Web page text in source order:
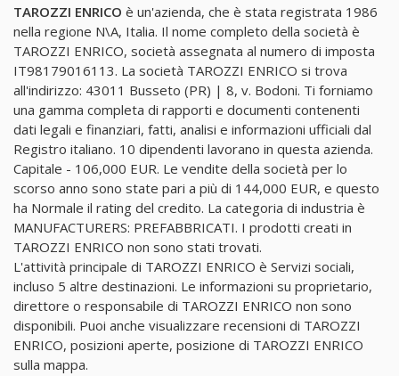
TAROZZI ENRICO è un'azienda, che è stata registrata 1986
nella regione N\A, Italia. Il nome completo della società è
TAROZZI ENRICO, società assegnata al numero di imposta
IT98179016113. La società TAROZZI ENRICO si trova
all'indirizzo: 43011 Busseto (PR) | 8, v. Bodoni. Ti forniamo
una gamma completa di rapporti e documenti contenenti
dati legali e finanziari, fatti, analisi e informazioni ufficiali dal
Registro italiano. 10 dipendenti lavorano in questa azienda.
Capitale - 106,000 EUR. Le vendite della società per lo
scorso anno sono state pari a più di 144,000 EUR, e questo
ha Normale il rating del credito. La categoria di industria è
MANUFACTURERS: PREFABBRICATI. I prodotti creati in
TAROZZI ENRICO non sono stati trovati.
L'attività principale di TAROZZI ENRICO è Servizi sociali,
incluso 5 altre destinazioni. Le informazioni su proprietario,
direttore o responsabile di TAROZZI ENRICO non sono
disponibili. Puoi anche visualizzare recensioni di TAROZZI
ENRICO, posizioni aperte, posizione di TAROZZI ENRICO
sulla mappa.